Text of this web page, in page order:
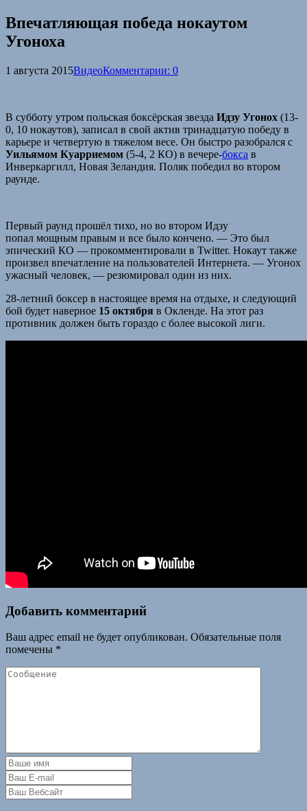
Впечатляющая победа нокаутом
Угоноха
1 августа 2015ВидеоКомментарии: 0
В субботу утром польская боксёрская звезда Идзу Угонох (13-
0, 10 нокаутов), записал в свой актив тринадцатую победу в
карьере и четвертую в тяжелом весе. Он быстро разобрался с
Уильямом Куарриемом (5-4, 2 КО) в вечере-бокса в
Инверкаргилл, Новая Зеландия. Поляк победил во втором
раунде.
Первый раунд прошёл тихо, но во втором Идзу
попал мощным правым и все было кончено. — Это был
эпический КО — прокомментировали в Twitter. Нокаут также
произвел впечатление на пользователей Интернета. — Угонох
ужасный человек, — резюмировал один из них.
28-летний боксер в настоящее время на отдыхе, и следующий
бой будет наверное 15 октября в Окленде. На этот раз
противник должен быть гораздо c более высокой лиги.
Добавить комментарий
Ваш адрес email не будет опубликован. Обязательные поля
помечены *